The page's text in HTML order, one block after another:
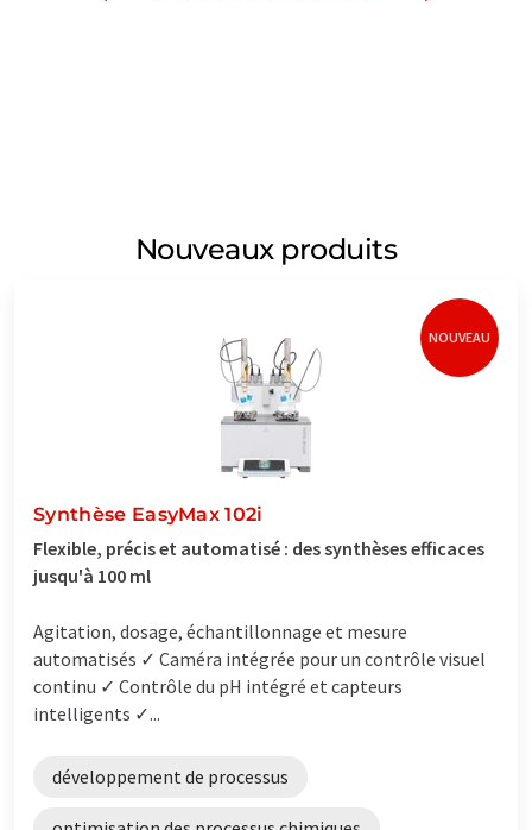
Nouveaux produits
NOUVEAU
Synthèse EasyMax 102i
Flexible, précis et automatisé : des synthèses efficaces
jusqu'à 100 ml
Agitation, dosage, échantillonnage et mesure
automatisés ✓ Caméra intégrée pour un contrôle visuel
continu ✓ Contrôle du pH intégré et capteurs
intelligents ✓...
développement de processus